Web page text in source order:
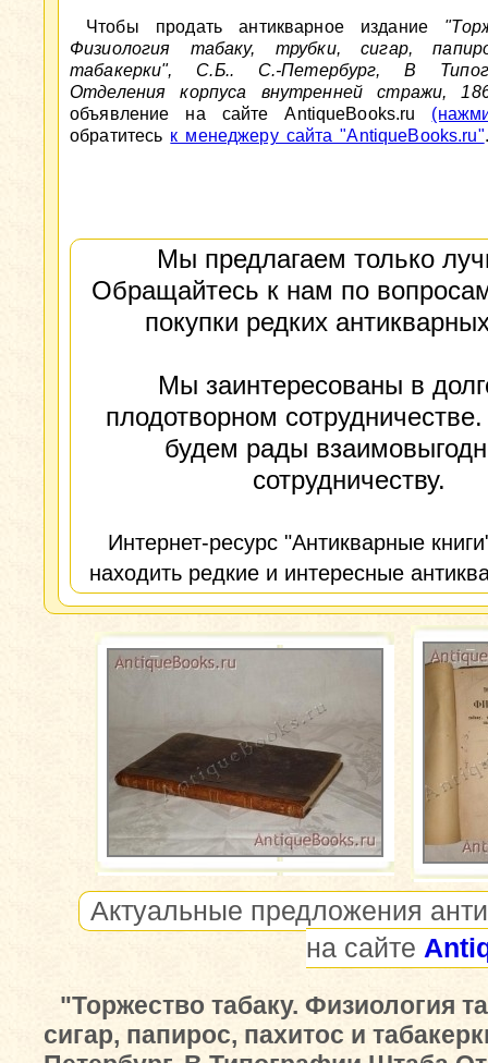
Чтобы продать антикварное издание
Физиология табаку, трубки, сигар,
табакерки", С.Б.. С.-Петербург, В
Отделения корпуса внутренней стражи,
объявление на сайте AntiqueBooks.ru
обратитесь к менеджеру сайта "AntiqueBooks.ru".
Мы предлагаем только
Обращайтесь к нам по
покупки редких
Мы заинтересованы в
плодотворном
будем рады
сотрудничеству.
Интернет-ресурс "Антикварные
находить редкие и интересные
Актуальные предложения
на сайте
"Торжество табаку. Физиология
сигар, папирос, пахитос и